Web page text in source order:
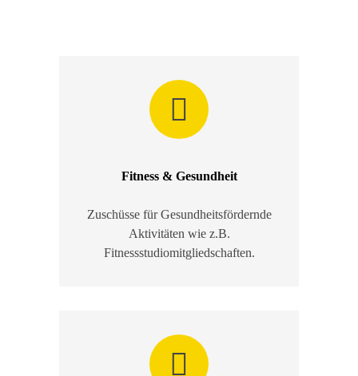
Fitness & Gesundheit
Zuschüsse für Gesundheitsfördernde
Aktivitäten wie z.B.
Fitnessstudiomitgliedschaften.